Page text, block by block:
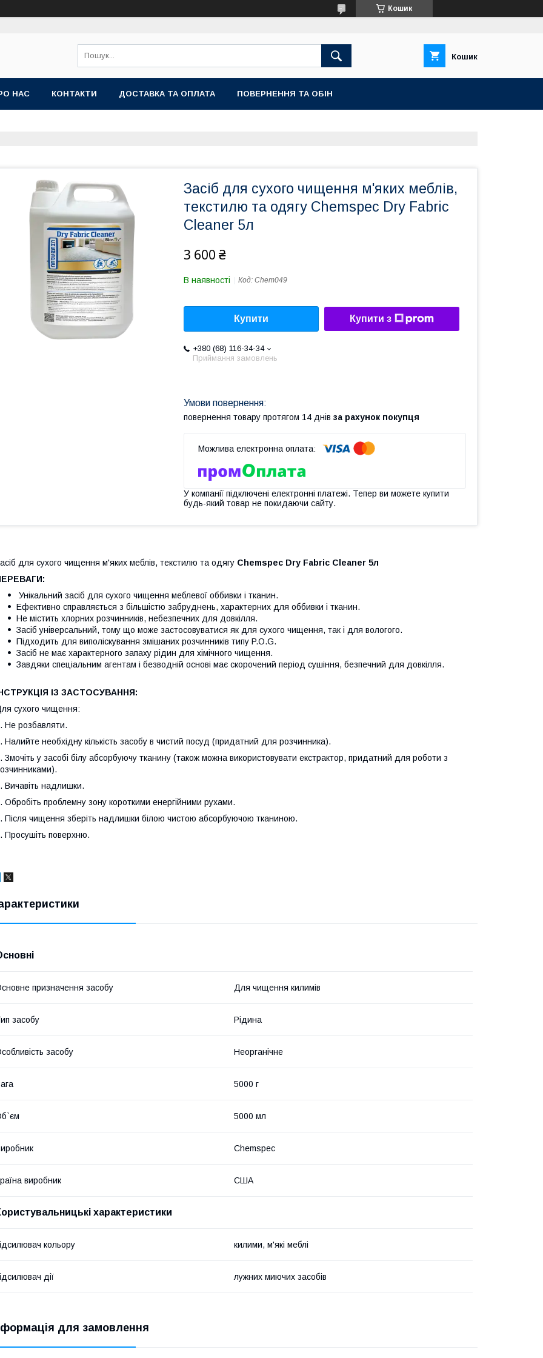
Кошик
Кошик
НАС КОНТАКТИ ДОСТАВКА ТА ОПЛАТА ПОВЕРНЕННЯ ТА ОБІН
Засіб для сухого чищення м'яких меблів,
текстилю та одягу Chemspec Dry Fabric
Cleaner 5л
3 600 ₴
В наявності Код: Chem049
Купити Купити з
+380 (68) 116-34-34
Приймання замовлень
повернення товару протягом 14 днів за рахунок покупця
У компанії підключені електронні платежі. Тепер ви можете купити
будь-який товар не покидаючи сайту.
для сухого чищення м'яких меблів, текстилю та одягу Chemspec Dry Fabric Cleaner 5л
Унікальний засіб для сухого чищення меблевої оббивки і тканин.
Ефективно справляється з більшістю забруднень, характерних для оббивки і тканин.
Не містить хлорних розчинників, небезпечних для довкілля.
Засіб універсальний, тому що може застосовуватися як для сухого чищення, так і для вологого.
Підходить для виполіскування змішаних розчинників типу P.O.G.
Засіб не має характерного запаху рідин для хімічного чищення.
Завдяки спеціальним агентам і безводній основі має скорочений період сушіння, безпечний для довкілля.
ІЗ ЗАСТОСУВАННЯ:
сухого чищення:
Не розбавляти.
Налийте необхідну кількість засобу в чистий посуд (придатний для розчинника).
Змочіть у засобі білу абсорбуючу тканину (також можна використовувати екстрактор, придатний для роботи з
Вичавіть надлишки.
Обробіть проблемну зону короткими енергійними рухами.
Після чищення зберіть надлишки білою чистою абсорбуючою тканиною.
Просушіть поверхню.
призначення засобу Для чищення килимів
засобу Рідина
засобу Неорганічне
5000 г
5000 мл
Chemspec
виробник США
характеристики
кольору килими, м'які меблі
дії лужних миючих засобів
для замовлення